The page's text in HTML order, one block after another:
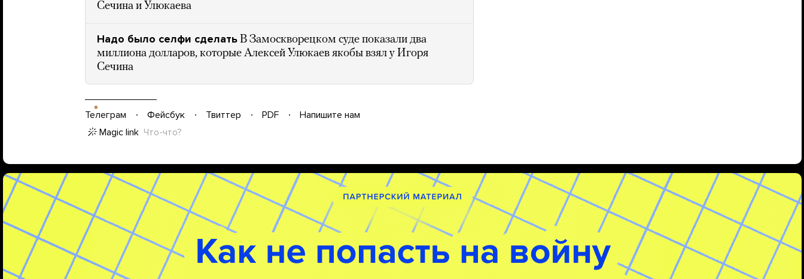
Сечина и Улюкаева
Надо было селфи сделать В Замоскворецком суде показали два
миллиона долларов, которые Алексей Улюкаев якобы взял у Игоря
Сечина
Телеграм Фейсбук Твиттер PDF
Напишите нам
Magic link Что-что?